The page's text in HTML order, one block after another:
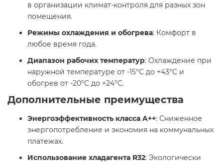
в организации климат-контроля для разных зон
помещения. ​
Режимы охлаждения и обогрева: Комфорт в
любое время года. ​
Диапазон рабочих температур: Охлаждение при
наружной температуре от -15°C до +43°C и
обогрев от -20°C до +24°C. ​
Дополнительные преимущества
Энергоэффективность класса A++: Сниженное
энергопотребление и экономия на коммунальных
платежах. ​
Использование хладагента R32: Экологически